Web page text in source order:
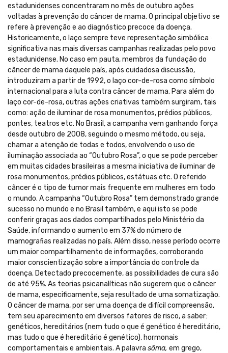
estadunidenses concentraram no mês de outubro ações
voltadas à prevenção do câncer de mama. O principal objetivo se
refere à prevenção e ao diagnóstico precoce da doença.
Historicamente, o laço sempre teve representação simbólica
significativa nas mais diversas campanhas realizadas pelo povo
estadunidense. No caso em pauta, membros da fundação do
câncer de mama daquele país, após cuidadosa discussão,
introduziram a partir de 1992, o laço cor-de-rosa como símbolo
internacional para a luta contra câncer de mama. Para além do
laço cor-de-rosa, outras ações criativas também surgiram, tais
como: ação de iluminar de rosa monumentos, prédios públicos,
pontes, teatros etc. No Brasil, a campanha vem ganhando força
desde outubro de 2008, seguindo o mesmo método, ou seja,
chamar a atenção de todas e todos, envolvendo o uso de
iluminação associada ao “Outubro Rosa”, o que se pode perceber
em muitas cidades brasileiras a mesma iniciativa de iluminar de
rosa monumentos, prédios públicos, estátuas etc. O referido
câncer é o tipo de tumor mais frequente em mulheres em todo
o mundo. A campanha “Outubro Rosa” tem demonstrado grande
sucesso no mundo e no Brasil também, e aqui isto se pode
conferir graças aos dados compartilhados pelo Ministério da
Saúde, informando o aumento em 37% do número de
mamografias realizadas no país. Além disso, nesse período ocorre
um maior compartilhamento de informações, corroborando
maior conscientização sobre a importância do controle da
doença. Detectado precocemente, as possibilidades de cura são
de até 95%. As teorias psicanalíticas não sugerem que o câncer
de mama, especificamente, seja resultado de uma somatização.
O câncer de mama, por ser uma doença de difícil compreensão,
tem seu aparecimento em diversos fatores de risco, a saber:
genéticos, hereditários (nem tudo o que é genético é hereditário,
mas tudo o que é hereditário é genético), hormonais
comportamentais e ambientais. A palavra sôma, em grego,